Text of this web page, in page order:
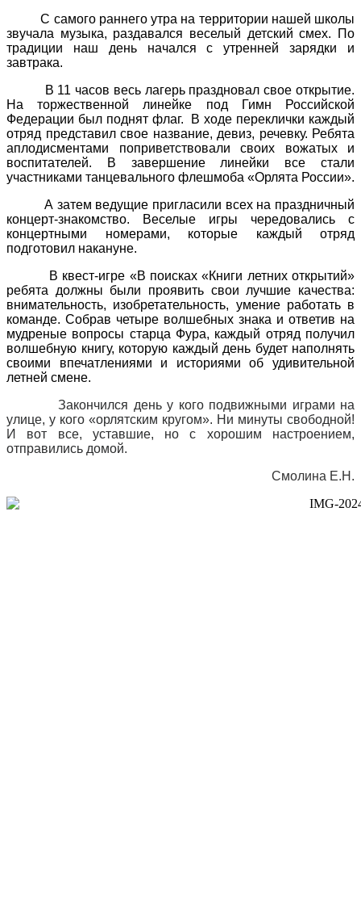
С самого раннего утра на территории нашей школы
звучала музыка, раздавался веселый детский смех. По
традиции наш день начался с утренней зарядки и
завтрака.
В 11 часов весь лагерь праздновал свое открытие.
На торжественной линейке под Гимн Российской
Федерации был поднят флаг. В ходе переклички каждый
отряд представил свое название, девиз, речевку. Ребята
аплодисментами поприветствовали своих вожатых и
воспитателей. В завершение линейки все стали
участниками танцевального флешмоба «Орлята России».
А затем ведущие пригласили всех на праздничный
концерт-знакомство. Веселые игры чередовались с
концертными номерами, которые каждый отряд
подготовил накануне.
В квест-игре «В поисках «Книги летних открытий»
ребята должны были проявить свои лучшие качества:
внимательность, изобретательность, умение работать в
команде. Собрав четыре волшебных знака и ответив на
мудреные вопросы старца Фура, каждый отряд получил
волшебную книгу, которую каждый день будет наполнять
своими впечатлениями и историями об удивительной
летней смене.
Закончился день у кого подвижными играми на
улице, у кого «орлятским кругом». Ни минуты свободной!
И вот все, уставшие, но с хорошим настроением,
отправились домой.
Смолина Е.Н.